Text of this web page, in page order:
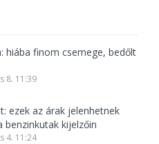
hiába finom csemege, bedőlt
8. 11:39
ezek az árak jelenhetnek
benzinkutak kijelzőin
4. 11:24